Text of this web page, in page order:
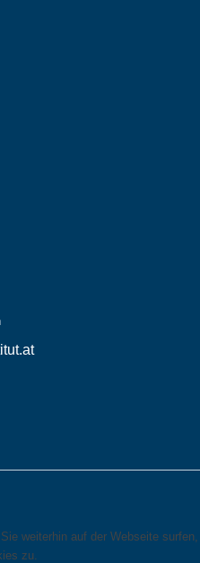
weiterhin auf der Webseite surfen,
zu.